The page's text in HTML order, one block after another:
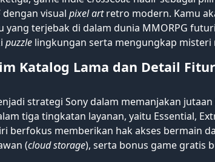
dengan visual pixel artretro modern. Kamu
yang terjebak di dalam dunia MMORPG
puzzle lingkungan serta mengungkap misteri
Katalog Lama dan Detail
strategi Sony dalam memanjakan
tiga tingkatan layanan, yaitu Essential,
berfokus memberikan hak akses bermain
(cloud storage), serta bonus game gratis